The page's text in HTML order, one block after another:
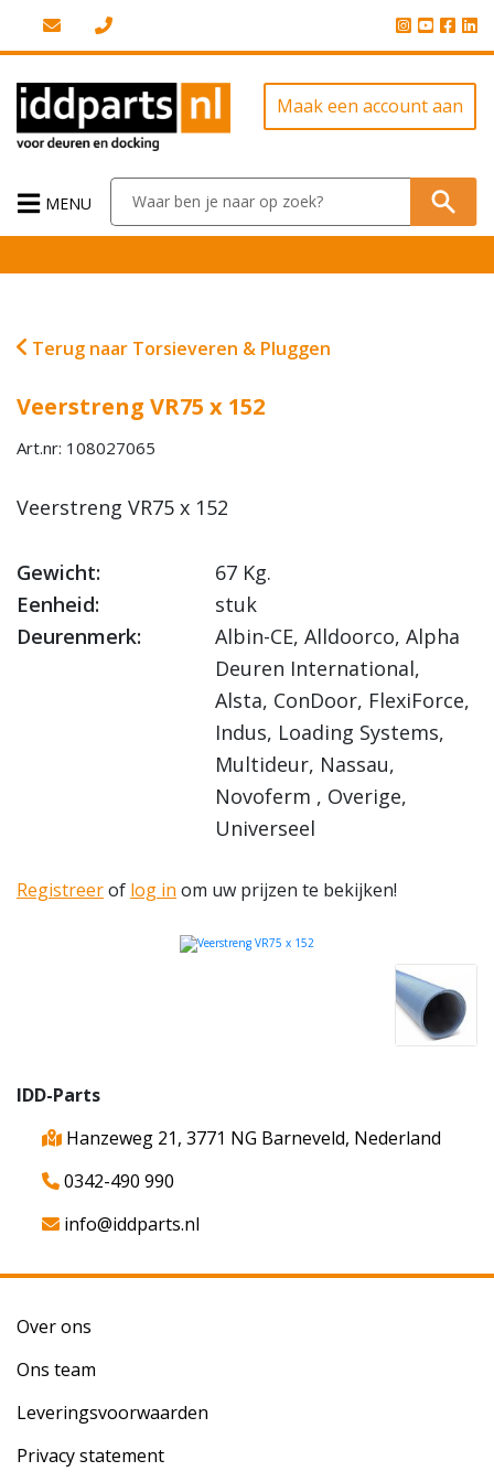
Maak een account aan
MENU
Terug naar Torsieveren & Pluggen
Veerstreng VR75 x 152
Art.nr: 108027065
Veerstreng VR75 x 152
Gewicht:
67 Kg.
Eenheid:
stuk
Deurenmerk:
Albin-CE, Alldoorco, Alpha
Deuren International,
Alsta, ConDoor, FlexiForce,
Indus, Loading Systems,
Multideur, Nassau,
Novoferm , Overige,
Universeel
Registreerof log in om uw prijzen te bekijken!
IDD-Parts
Hanzeweg 21, 3771 NG Barneveld, Nederland
0342-490 990
info@iddparts.nl
Over ons
Ons team
Leveringsvoorwaarden
Privacy statement